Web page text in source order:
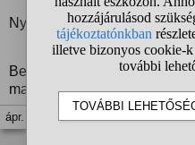
Nyilván azokra gondolok,
Bevallom én nem gondoltam
max 370re gondoltam.
ápr. 17. 21:53